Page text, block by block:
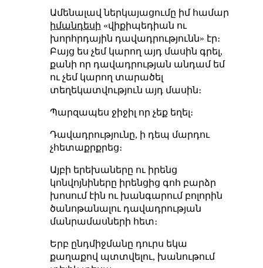
Ամենալավ ներկայացումը իմ համար
իմանդեսի «վիքիպեդիան ու
խորհրդային դավադրությունն» էր։
Բայց ես չեմ կարող այդ մասին գրել,
քանի որ դավադրության անդամ եմ
ու չեմ կարող տարածել
տեղեկատվություն այդ մասին։
Պարզապես ջիջիլ որ չեք եղել։
Դավադրությունը, ի դեպ մարդու
չհետաքրքրեց։
Այբի երեխաները ու իրենց
կոնվոյնիները իրենցից գոհ բարձր
խոսում էին ու խանգարում բոլորին
ծանոթանալու դավադրության
մանրամասների հետ։
Երբ ընդմիջմանը դուրս եկա
քաղաքով պտտվելու, խանութում